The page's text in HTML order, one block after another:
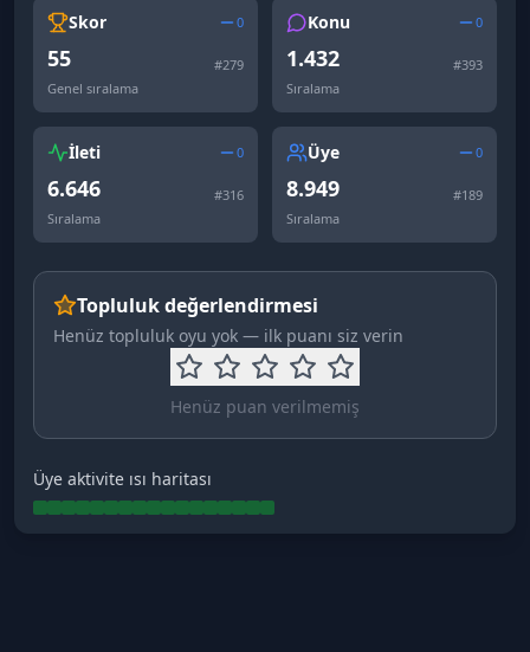
Skor 0
55 #279
Genel sıralama
Konu 0
1.432 #393
Sıralama
İleti 0
6.646 #316
Sıralama
Üye 0
8.949 #189
Sıralama
Topluluk değerlendirmesi
Henüz topluluk oyu yok — ilk puanı siz verin
Henüz puan verilmemiş
Üye aktivite ısı haritası